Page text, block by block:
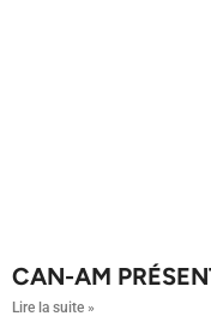
CAN-AM
Lire la suite »